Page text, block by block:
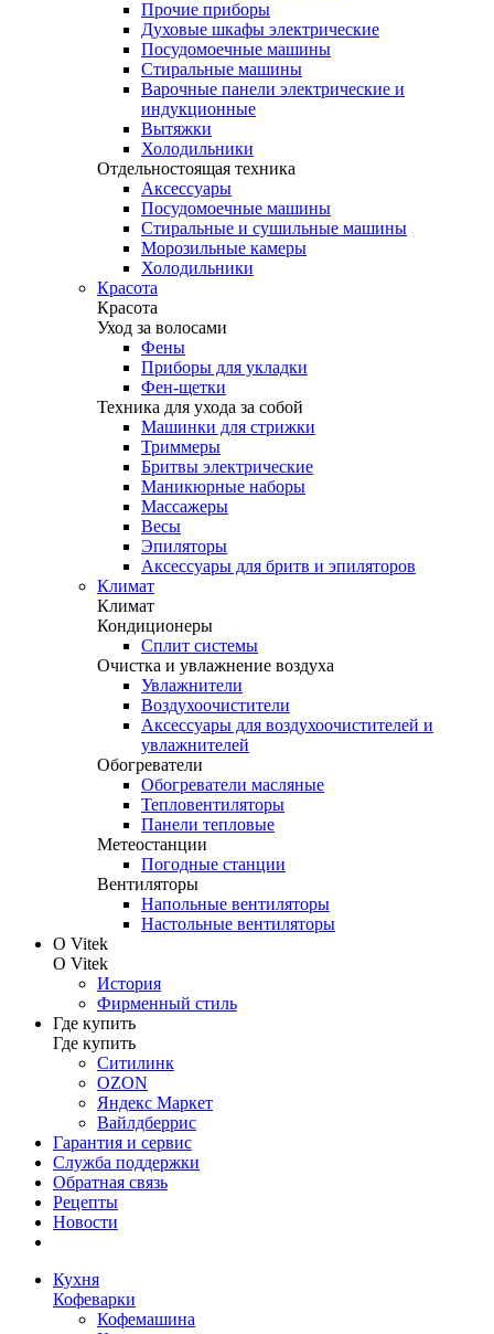
Прочие приборы
Духовые шкафы электрические
Посудомоечные машины
Стиральные машины
Варочные панели электрические и
индукционные
Вытяжки
Холодильники
Отдельностоящая техника
Аксессуары
Посудомоечные машины
Стиральные и сушильные машины
Морозильные камеры
Холодильники
Красота
Красота
Уход за волосами
Фены
Приборы для укладки
Фен-щетки
Техника для ухода за собой
Машинки для стрижки
Триммеры
Бритвы электрические
Маникюрные наборы
Массажеры
Весы
Эпиляторы
Аксессуары для бритв и эпиляторов
Климат
Климат
Кондиционеры
Сплит системы
Очистка и увлажнение воздуха
Увлажнители
Воздухоочистители
Аксессуары для воздухоочистителей и
увлажнителей
Обогреватели
Обогреватели масляные
Тепловентиляторы
Панели тепловые
Метеостанции
Погодные станции
Вентиляторы
Напольные вентиляторы
Настольные вентиляторы
О Vitek
О Vitek
История
Фирменный стиль
Где купить
Где купить
Ситилинк
OZON
Яндекс Маркет
Вайлдберрис
Гарантия и сервис
Служба поддержки
Обратная связь
Рецепты
Новости
Кухня
Кофеварки
Кофемашина